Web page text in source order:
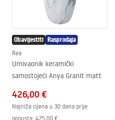
Obavijestiti Rasprodaja
Rea
Umivaonik keramički
samostojeći Anya Granit matt
426,00 €
Najniža cijena u 30 dana prije
popusta: 425,00 €